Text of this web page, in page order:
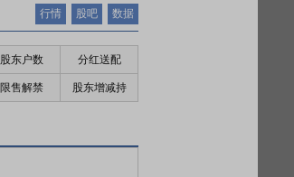
行情 股吧 数据
股东户数 分红送配
限售解禁 股东增减持